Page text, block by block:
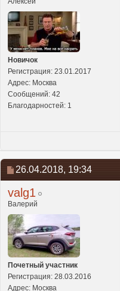
Новичок
Регистрация: 23.01.2017
Адрес: Москва
Сообщений: 42
Благодарностей: 1
26.04.2018, 19:34
valg1
Валерий
Почетный участник
Регистрация: 28.03.2016
Адрес: Москва